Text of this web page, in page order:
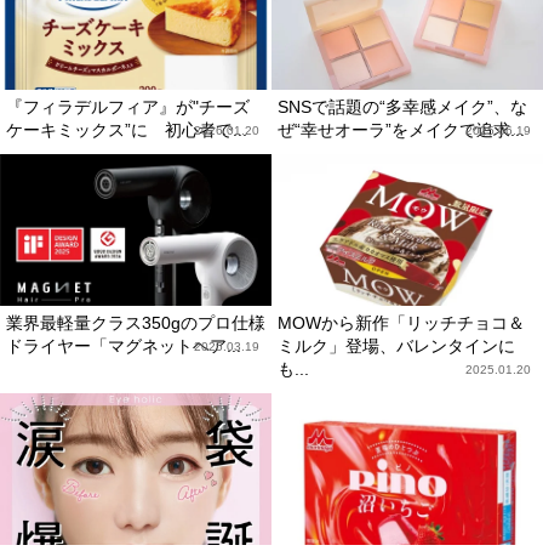
『フィラデルフィア』が"チーズ
ケーキミックス”に 初心者で...
2026.01.20
SNSで話題の“多幸感メイク”、な
ぜ“幸せオーラ”をメイクで追求...
2025.06.19
業界最軽量クラス350gのプロ仕様
ドライヤー「マグネットヘア...
2025.03.19
MOWから新作「リッチチョコ＆
ミルク」登場、バレンタインに
も...
2025.01.20